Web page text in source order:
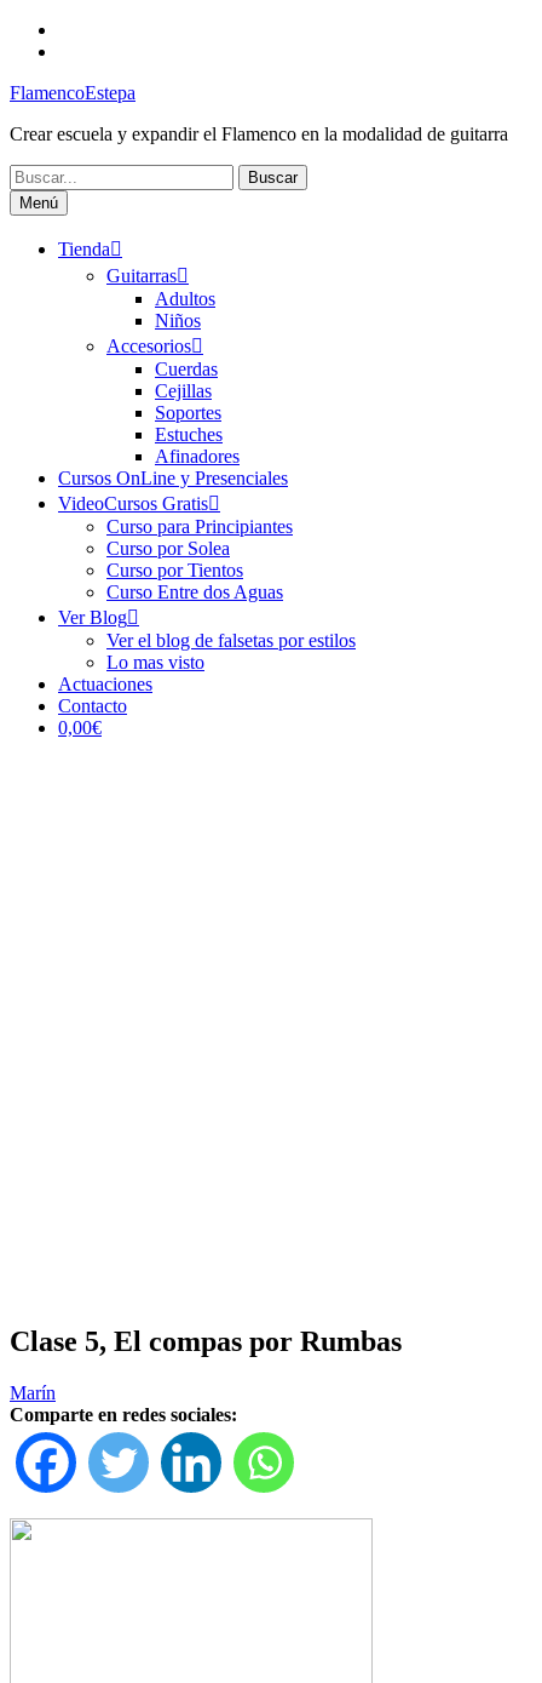
Saltar
FlamencoEstepa
Crear escuela y expandir el Flamenco en la modalidad de guitarra
Buscar:
Menú
Tienda
Guitarras
Adultos
Niños
Accesorios
Cuerdas
Cejillas
Soportes
Estuches
Afinadores
Cursos OnLine y Presenciales
VideoCursos Gratis
Curso para Principiantes
Curso por Solea
Curso por Tientos
Curso Entre dos Aguas
Ver Blog
Ver el blog de falsetas por estilos
Lo mas visto
Actuaciones
Contacto
0,00€
Clase 5, El compas por Rumbas
Marín
Comparte en redes sociales: